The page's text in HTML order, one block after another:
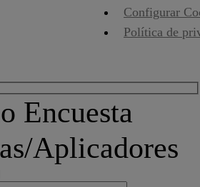
Configurar
Política de
Encuesta
Aplicadores